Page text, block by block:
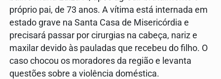
próprio pai, de 73 anos. A vítima está internada em
estado grave na Santa Casa de Misericórdia e
precisará passar por cirurgias na cabeça, nariz e
maxilar devido às pauladas que recebeu do filho. O
caso chocou os moradores da região e levanta
questões sobre a violência doméstica.